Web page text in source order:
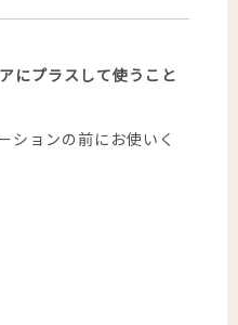
にプラスして使うこと
ションの前にお使いく